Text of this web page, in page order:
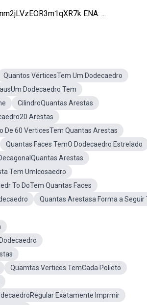
ENA: ...
Quantos VérticesTem Um Dodecaedro
Dodecaedro Tem
CilindroQuantas Arestas
Arestas
De 60 VerticesTem Quantas Arestas
Quantas Faces TemO Dodecaedro Estrelado
Arestas
Tem UmIcosaedro
To DoTem Quantas Faces
Quantas Arestasa Forma a Seguir
Quamtas Vertices TemCada Polieto
Exatamente Imprmir